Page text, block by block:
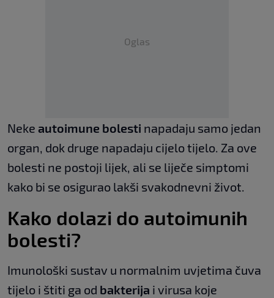
Oglas
Neke autoimune bolesti napadaju samo jedan
organ, dok druge napadaju cijelo tijelo. Za ove
bolesti ne postoji lijek, ali se liječe simptomi
kako bi se osigurao lakši svakodnevni život.
Kako dolazi do autoimunih
bolesti?
Imunološki sustav u normalnim uvjetima čuva
tijelo i štiti ga od bakterija i virusa koje